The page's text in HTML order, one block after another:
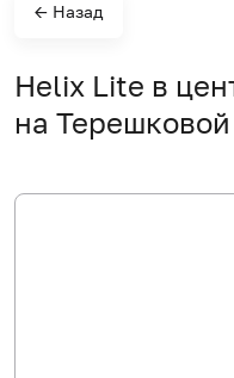
← Назад
Helix Lite в
на Терешковой